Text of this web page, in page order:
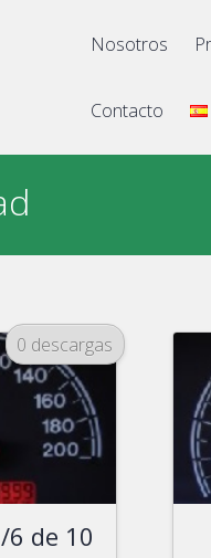
Nosotros
Contacto
0 descargas
de 10